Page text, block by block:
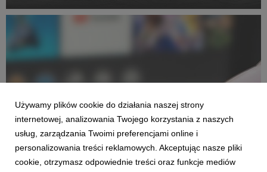
które są tak twarde, że nie straszny im...
ADATA
Używamy plików cookie do działania naszej strony
internetowej, analizowania Twojego korzystania z naszych
usług, zarządzania Twoimi preferencjami online i
personalizowania treści reklamowych. Akceptując nasze pliki
cookie, otrzymasz odpowiednie treści oraz funkcje mediów